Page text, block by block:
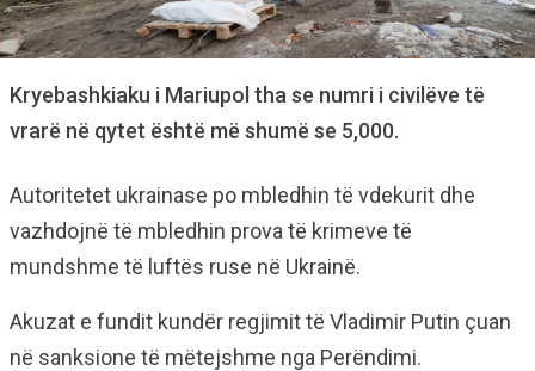
Kryebashkiaku i Mariupol tha se numri i civilëve të
vrarë në qytet është më shumë se 5,000.
Autoritetet ukrainase po mbledhin të vdekurit dhe
vazhdojnë të mbledhin prova të krimeve të
mundshme të luftës ruse në Ukrainë.
Akuzat e fundit kundër regjimit të Vladimir Putin çuan
në sanksione të mëtejshme nga Perëndimi.